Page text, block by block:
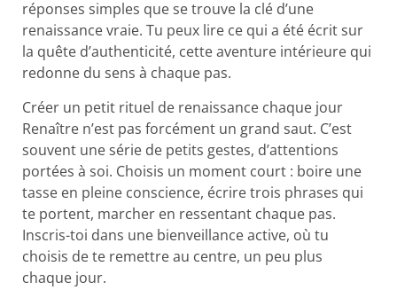
réponses simples que se trouve la clé d’une
renaissance vraie. Tu peux lire ce qui a été écrit sur
la quête d’authenticité, cette aventure intérieure qui
redonne du sens à chaque pas.
Créer un petit rituel de renaissance chaque jour
Renaître n’est pas forcément un grand saut. C’est
souvent une série de petits gestes, d’attentions
portées à soi. Choisis un moment court : boire une
tasse en pleine conscience, écrire trois phrases qui
te portent, marcher en ressentant chaque pas.
Inscris-toi dans une bienveillance active, où tu
choisis de te remettre au centre, un peu plus
chaque jour.